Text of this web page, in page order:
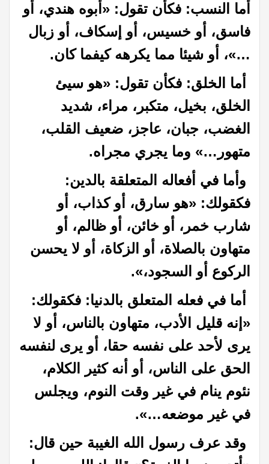
أما النسب: فكأن تقول: «أبوه هندي، أو
فاسق، أو خسيس، أو إسكاف، أو زبال
…»، أو شيئا مما يكرهه كيفما كان.
أما الخلق: فكأن تقول: «هو سيئ
الخلق، بخيل، متكبر، مراء، شديد
الغضب، جبان، عاجز، ضعيف القلب،
متهور…» وما يجري مجراه.
وأما في أفعاله المتعلقة بالدين:
فكقولك: «هو سارق، أو كذاب، أو
شارب خمر، أو خائن، أو ظالم، أو
متهاون بالصلاة، أو الزكاة، أو لا يحسن
الركوع أو السجود،».
أما في فعله المتعلق بالدنيا: فكقولك:
«إنه قليل الأدب، متهاون بالناس، أو لا
يرى لأحد على نفسه حقا، أو يرى لنفسه
الحق على الناس، أو أنه كثير الكلام،
نئوم ينام في غير وقت النوم، ويجلس
في غير موضعه…».
وقد عرف رسول الله الغيبة حين قال: